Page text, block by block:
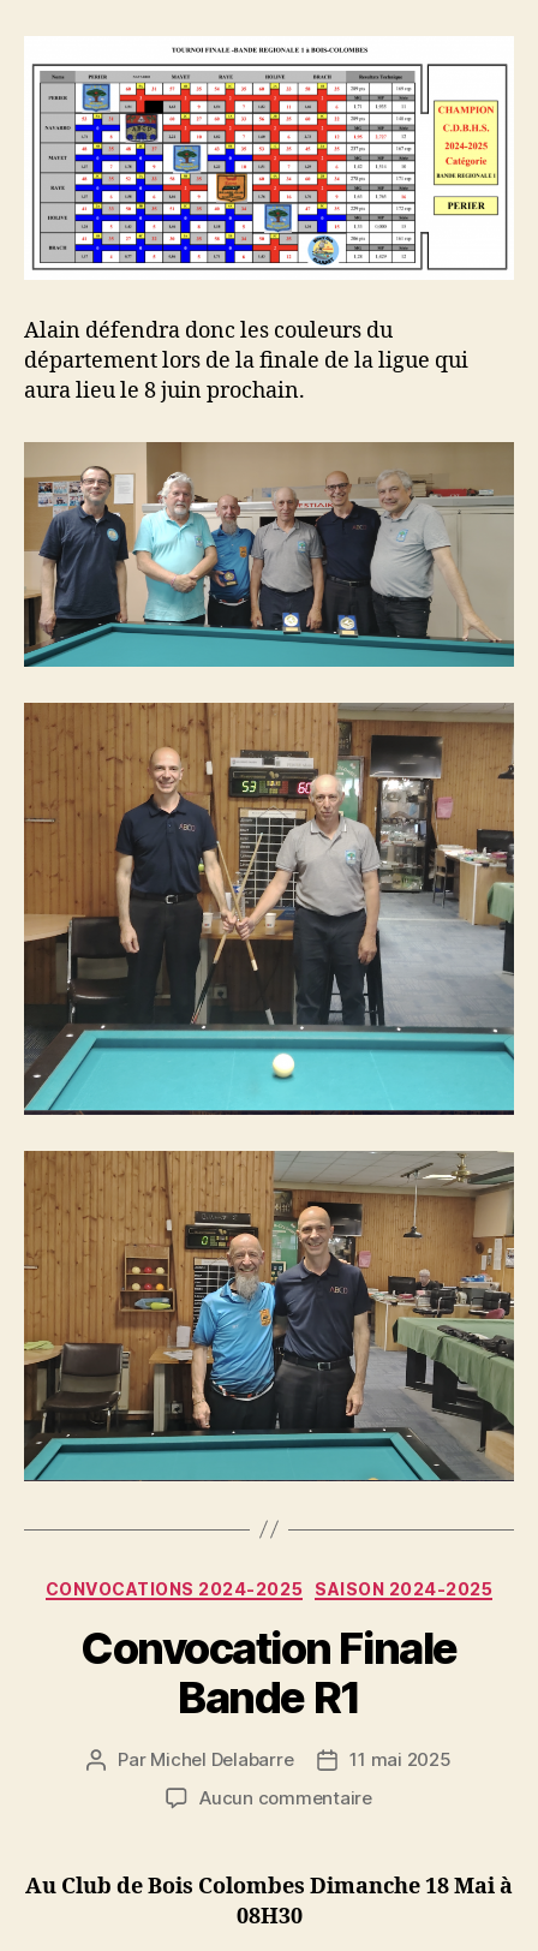
Alain défendra donc les couleurs du
département lors de la finale de la ligue qui
aura lieu le 8 juin prochain.
Catégories
CONVOCATIONS 2024-2025 SAISON 2024-2025
Convocation Finale
Bande R1
Auteur
Par Michel Delabarre
Date
de
11 mai 2025
Aucun commentairesur
Bande
Au Club de Bois Colombes Dimanche 18 Mai à
08H30